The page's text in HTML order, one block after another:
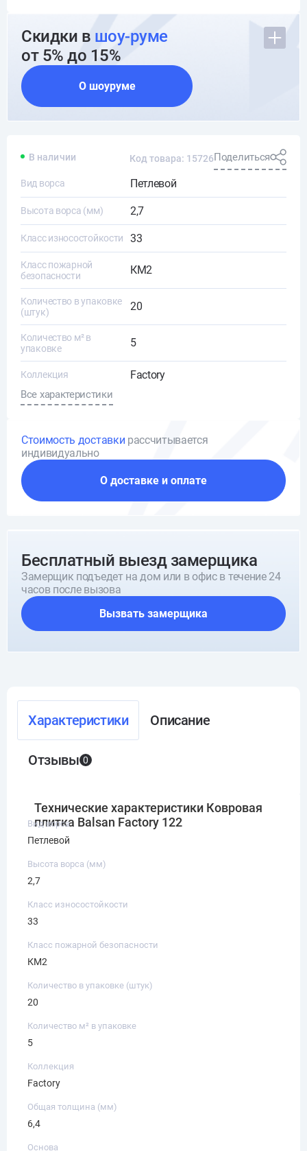
Скидки в шоу-руме
от 5% до 15%
О шоуруме
В наличии Код товара: 15726Поделиться
Вид ворса Петлевой
Высота ворса (мм) 2,7
Класс износостойкости 33
Класс пожарной
безопасности
КМ2
Количество в упаковке
(штук)
20
Количество м² в
упаковке
5
Коллекция Factory
Все характеристики
Стоимость доставки рассчитывается
индивидуально
О доставке и оплате
Бесплатный выезд замерщика
Замерщик подъедет на дом или в офис в течение 24
часов после вызова
Вызвать замерщика
Характеристики Описание
Отзывы 0
Технические характеристики Ковровая
плитка Balsan Factory 122
Вид ворса
Петлевой
Высота ворса (мм)
2,7
Класс износостойкости
33
Класс пожарной безопасности
КМ2
Количество в упаковке (штук)
20
Количество м² в упаковке
5
Коллекция
Factory
Общая толщина (мм)
6,4
Основа